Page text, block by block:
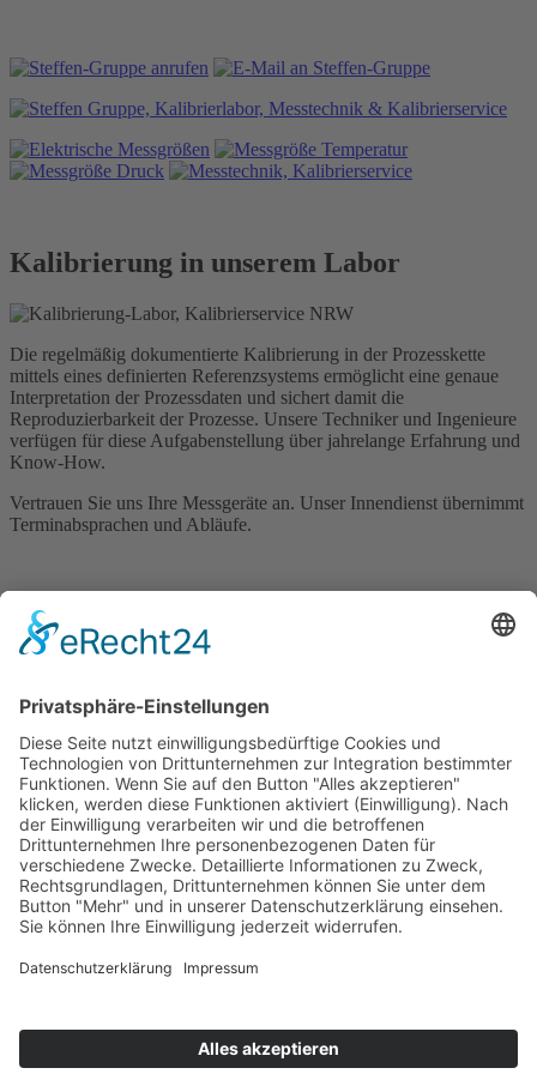
Kalibrierung in unserem Labor
Die regelmäßig dokumentierte Kalibrierung in der Prozesskette
mittels eines definierten Referenzsystems ermöglicht eine genaue
Interpretation der Prozessdaten und sichert damit die
Reproduzierbarkeit der Prozesse. Unsere Techniker und Ingenieure
verfügen für diese Aufgabenstellung über jahrelange Erfahrung und
Know-How.
Vertrauen Sie uns Ihre Messgeräte an. Unser Innendienst übernimmt
Terminabsprachen und Abläufe.
Steffen GmbH
+49(0)2369 98 44 0
vertrieb@steffen-gruppe.de
Thüringer Straße 16, D-46286 Dorsten
(Gewerbegebiet Dimker Heide)
Home
Ansprechpartner, Kontakt
Downloads
AGBs
Messtechnik
Kalibrierservice
Vertriebspartner